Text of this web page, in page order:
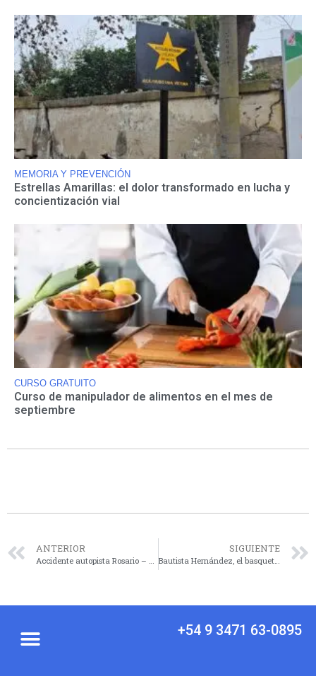
MEMORIA Y PREVENCIÓN
Estrellas Amarillas: el dolor transformado en lucha y
concientización vial
CURSO GRATUITO
Curso de manipulador de alimentos en el mes de
septiembre
ANTERIOR
Accidente autopista Rosario – Córdoba
SIGUIENTE
Bautista Hernández, el basquetbolista cañadense que representó a Santa Fe en Río Tercero
+54 9 3471 63-0895